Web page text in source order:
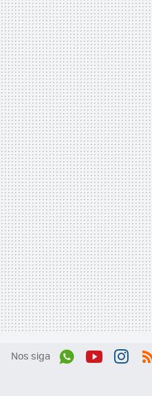
Nos siga